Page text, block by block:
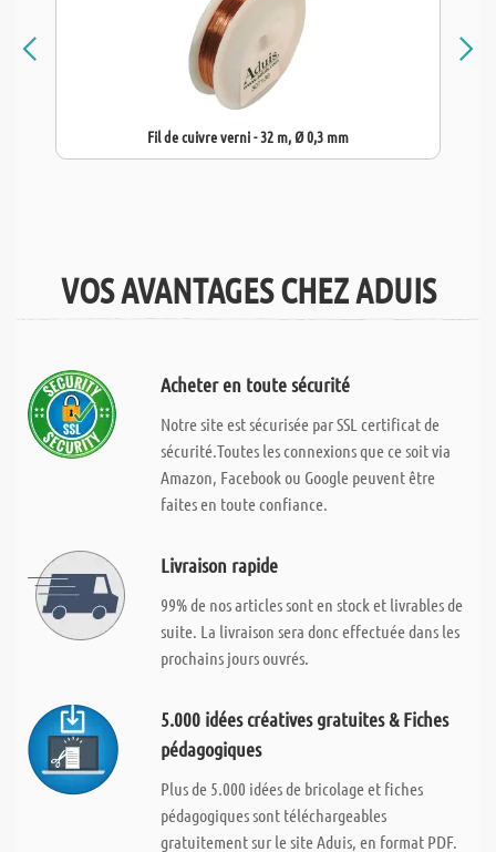
Fil de cuivre verni - 32 m, Ø 0,3 mm
VOS AVANTAGES CHEZ ADUIS
Acheter en toute sécurité
Notre site est sécurisée par SSL certificat de
sécurité.Toutes les connexions que ce soit via
Amazon, Facebook ou Google peuvent être
faites en toute confiance.
Livraison rapide
99% de nos articles sont en stock et livrables de
suite. La livraison sera donc effectuée dans les
prochains jours ouvrés.
5.000 idées créatives gratuites & Fiches
pédagogiques
Plus de 5.000 idées de bricolage et fiches
pédagogiques sont téléchargeables
gratuitement sur le site Aduis, en format PDF.